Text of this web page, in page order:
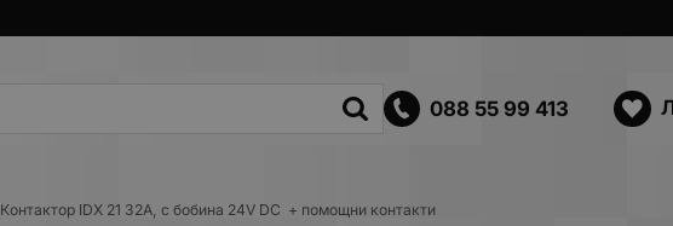
088 55 99 413
Контактор IDX 21 32A, с бобина 24V DC + помощни контакти